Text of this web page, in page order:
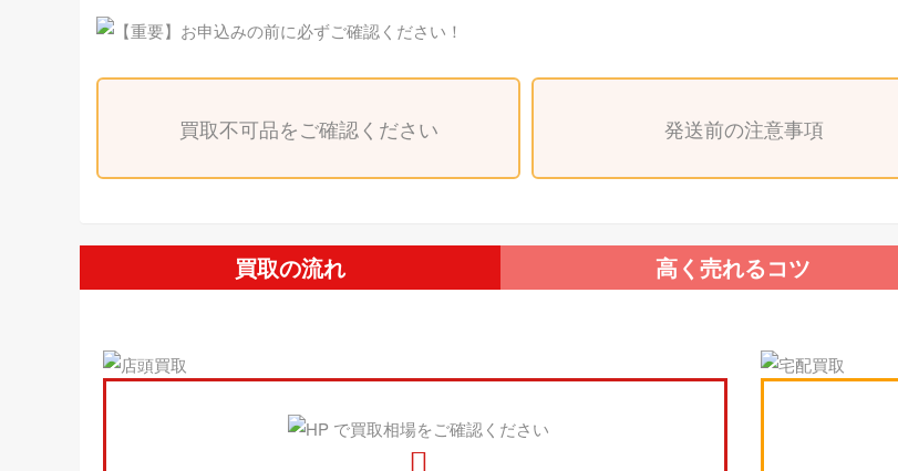
買取不可品をご確認ください 発送前の注意事項
買取の流れ 高く売れるコツ